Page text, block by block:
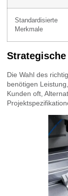
Standardisierte
Merkmale
Die Wahl des
benötigen
Kunden oft,